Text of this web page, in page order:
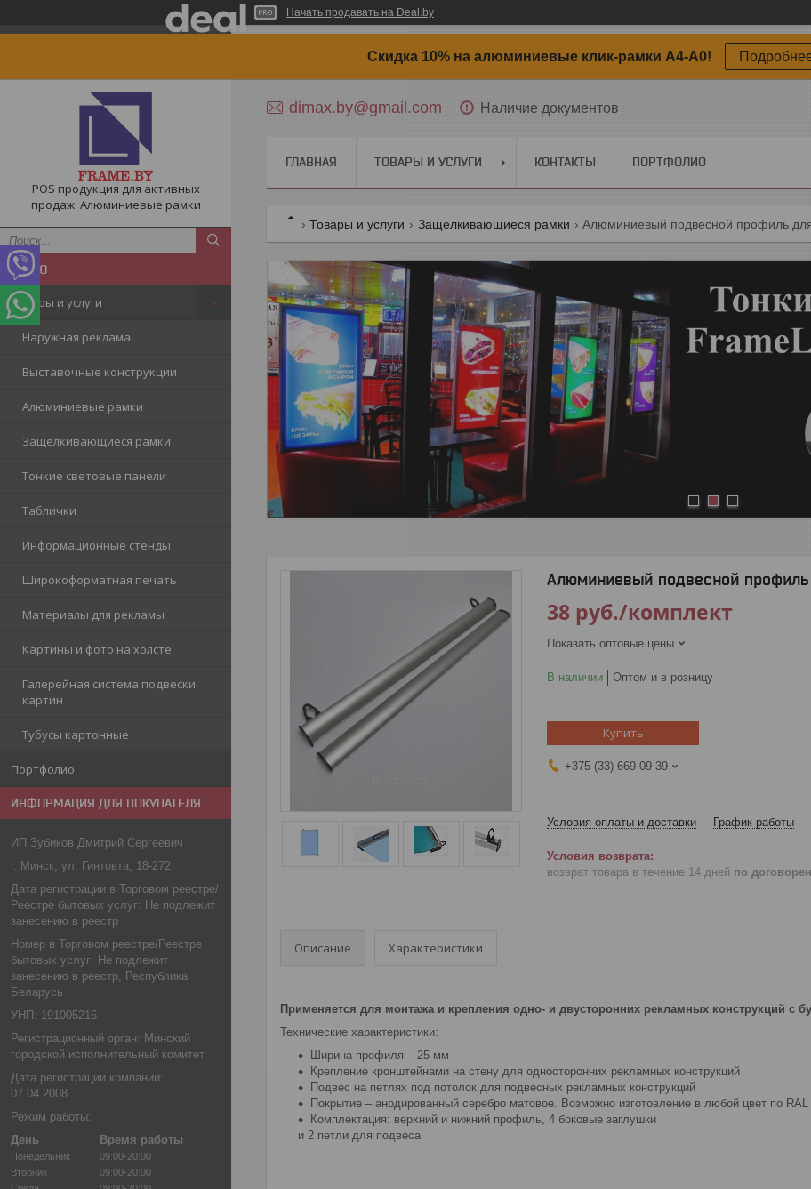
Начать продавать на Deal.by
Cкидка 10% на алюминиевые клик-рамки А4-А0!
POS продукция для активных
продаж. Алюминиевые рамки
Товары и услуги
Наружная реклама
Выставочные конструкции
Алюминиевые рамки
Защелкивающиеся рамки
Тонкие световые панели
Таблички
Информационные стенды
Широкоформатная печать
Материалы для рекламы
Картины и фото на холсте
Галерейная система подвески
картин
Тубусы картонные
Портфолио
ИНФОРМАЦИЯ ДЛЯ ПОКУПАТЕЛЯ
ИП Зубиков Дмитрий Сергеевич
г. Минск, ул. Гинтовта, 18-272
Дата регистрации в Торговом реестре/
Реестре бытовых услуг: Не подлежит
занесению в реестр
Номер в Торговом реестре/Реестре
бытовых услуг: Не подлежит
занесению в реестр, Республика
Беларусь
УНП: 191005216
Регистрационный орган: Минский
городской исполнительный комитет
Дата регистрации компании:
07.04.2008
Режим работы:
День
Время работы
Понедельник
09:00-20:00
Вторник
09:00-20:00
dimax.by@gmail.com Наличие документов
ГЛАВНАЯ ТОВАРЫ И УСЛУГИ КОНТАКТЫ ПОРТФОЛИО
Товары и услуги Защелкивающиеся рамки Алюминиевый подвесной профиль
Алюминиевый подвесной
38 руб./комплект
Показать оптовые цены
В наличии Оптом и в розницу
Купить
+375 (33) 669-09-39
Условия оплаты и доставки График работы
возврат товара в течение 14 дней по
Описание Характеристики
Применяется для монтажа и крепления одно- и двусторонних рекламных конструкций с
Технические характеристики:
Ширина профиля – 25 мм
Крепление кронштейнами на стену для односторонних рекламных конструкций
Подвес на петлях под потолок для подвесных рекламных конструкций
Покрытие – анодированный серебро матовое. Возможно изготовление в любой цвет по RAL
Комплектация: верхний и нижний профиль, 4 боковые заглушки
и 2 петли для подвеса